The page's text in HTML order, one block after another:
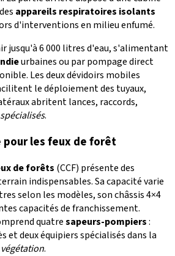
appareils respiratoires isolants
d'interventions en milieu enfumé.
jusqu'à 6 000 litres d'eau, s'alimentant
urbaines ou par pompage direct
Les deux dévidoirs mobiles
le déploiement des tuyaux,
abritent lances, raccords,
.
pour les feux de forêt
de forêts (CCF) présente des
indispensables. Sa capacité varie
selon les modèles, son châssis 4×4
capacités de franchissement.
quatresapeurs-pompiers:
et deux équipiers spécialisés dans la
.